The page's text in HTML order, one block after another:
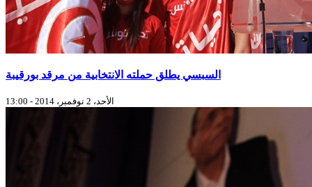
السبسي يطلق حملته الانتخابية من مرقد بورقيبة
الأحد، 2 نوفمبر، 2014 - 13:00